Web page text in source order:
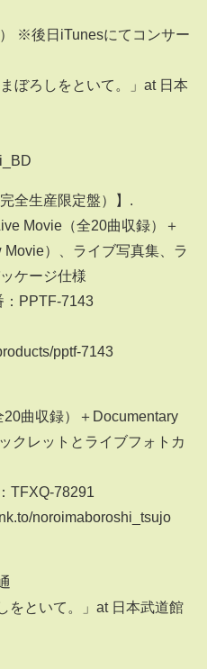
※後日iTunesにてコンサー
ぼろしをといて。」at 日本
全生産限定盤）】.
Movie（全20曲収録）＋
）、ライブ写真集、ラ
ケージ仕様
PPTF-7143
pptf-7143
曲収録）＋Documentary
クレットとライブフォトカ
TFXQ-78291
noroimaboroshi_tsujo
をといて。」at 日本武道館